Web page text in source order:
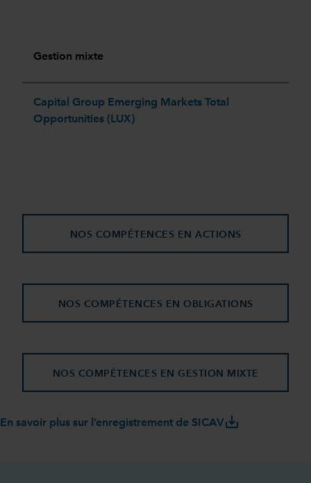
Gestion mixte
Capital Group Emerging Markets Total
Opportunities (LUX) ​
NOS COMPÉTENCES EN ACTIONS
NOS COMPÉTENCES EN OBLIGATIONS
NOS COMPÉTENCES EN GESTION MIXTE
En savoir plus sur l’enregistrement de SICAVsave_alt